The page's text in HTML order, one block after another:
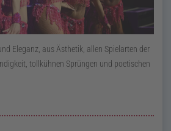
Eleganz, aus Ästhetik, allen Spielarten der
tollkühnen Sprüngen und poetischen